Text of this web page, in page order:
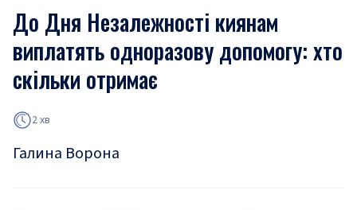
До Дня Незалежності киянам
виплатять одноразову допомогу: хто
скільки отримає
2 хв
Галина Ворона